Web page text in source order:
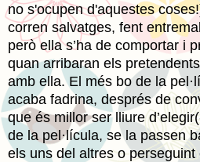
no s'ocupen d'aquestes
corren salvatges, fent
però ella s’ha de comportar i
quan arribaran els
amb ella. El més bo de la
acaba fadrina, després de
que és millor ser lliure
de la pel·lícula, se la passen
els uns del altres o